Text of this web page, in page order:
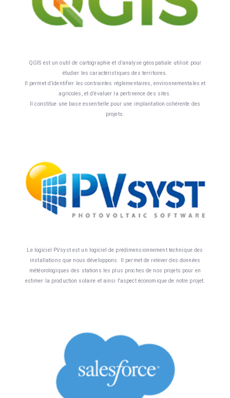
QGIS est un outil de cartographie et d’analyse géospatiale utilisé pour
étudier les caractéristiques des territoires.
Il permet d’identifier les contraintes réglementaires, environnementales et
agricoles, et d’évaluer la pertinence des sites.
Il constitue une base essentielle pour une implantation cohérente des
projets.
Le logiciel PVsyst est un logiciel de prédimensionnement technique des
installations que nous développons. Il permet de relever des données
météorologiques des stations les plus proches de nos projets pour en
estimer la production solaire et ainsi l'aspect économique de notre projet.